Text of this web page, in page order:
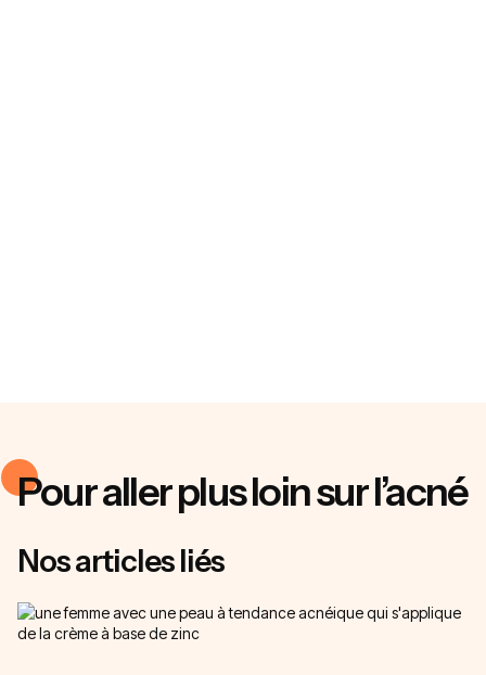
Pour aller plus loin sur l’acné
Nos articles liés